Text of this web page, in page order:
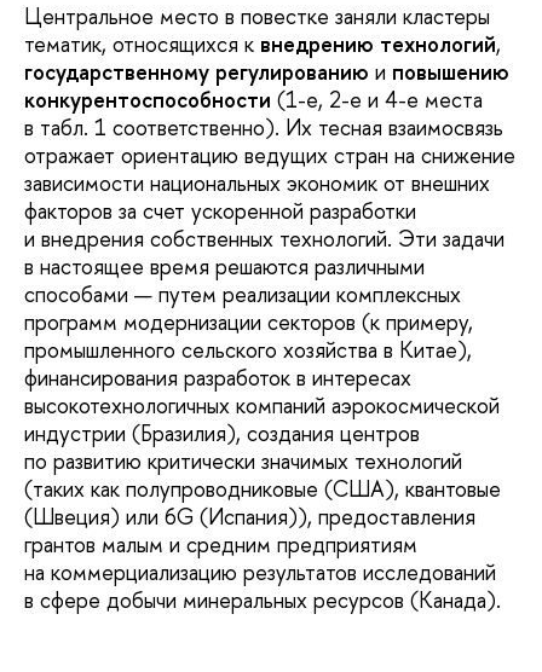
Центральное место в повестке заняли кластеры
тематик, относящихся к внедрению технологий,
государственному регулированию и повышению
конкурентоспособности (1-е, 2-е и 4-е места
в табл. 1 соответственно). Их тесная взаимосвязь
отражает ориентацию ведущих стран на снижение
зависимости национальных экономик от внешних
факторов за счет ускоренной разработки
и внедрения собственных технологий. Эти задачи
в настоящее время решаются различными
способами — путем реализации комплексных
программ модернизации секторов (к примеру,
промышленного сельского хозяйства в Китае),
финансирования разработок в интересах
высокотехнологичных компаний аэрокосмической
индустрии (Бразилия), создания центров
по развитию критически значимых технологий
(таких как полупроводниковые (США), квантовые
(Швеция) или 6G (Испания)), предоставления
грантов малым и средним предприятиям
на коммерциализацию результатов исследований
в сфере добычи минеральных ресурсов (Канада).